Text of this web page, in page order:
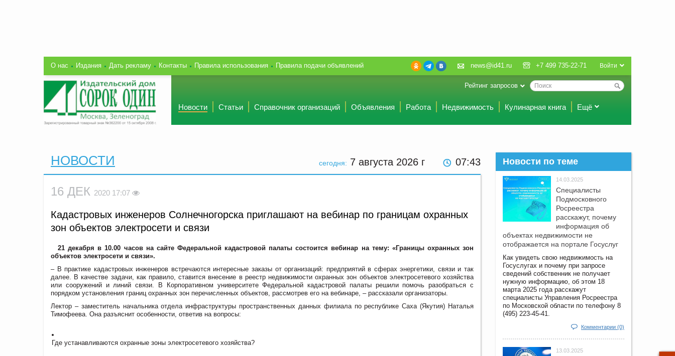
О нас Издания Дать рекламу Контакты Правила использования Правила подачи объявлений Войти
news@id41.ru +7 499 735-22-71
Рейтинг запросов
Новости Статьи Справочник организаций Объявления Работа Недвижимость Кулинарная книга Ещё
сегодня: 7 августа 2026 г 07:43
НОВОСТИ
16 ДЕК 2020 17:07
Кадастровых инженеров Солнечногорска приглашают на вебинар по границам охранных
зон объектов электросети и связи
21 декабря в 10.00 часов на сайте Федеральной кадастровой палаты состоится вебинар на тему: «Границы охранных зон
объектов электросети и связи».
– В практике кадастровых инженеров встречаются интересные заказы от организаций: предприятий в сферах энергетики, связи и так
далее. В качестве задачи, как правило, ставится внесение в реестр недвижимости охранных зон объектов электросетевого хозяйства
или сооружений и линий связи. В Корпоративном университете Федеральной кадастровой палаты решили помочь разобраться с
порядком установления границ охранных зон перечисленных объектов, рассмотрев его на вебинаре, – рассказали организаторы.
Лектор – заместитель начальника отдела инфраструктуры пространственных данных филиала по республике Саха (Якутия) Наталья
Тимофеева. Она разъяснит особенности, ответив на вопросы:
Где устанавливаются охранные зоны электросетевого хозяйства?
Новости по теме
14.03.2025
Специалисты
Подмосковного
Росреестра
расскажут, почему
информация об
объектах недвижимости не
отображается на портале Госуслуг
Как увидеть свою недвижимость на
Госуслугах и почему при запросе
сведений собственник не получает
нужную информацию, об этом 18
марта 2025 года расскажут
специалисты Управления Росреестра
по Московской области по телефону 8
(495) 223-45-41.
Комментарии (0)
13.03.2025